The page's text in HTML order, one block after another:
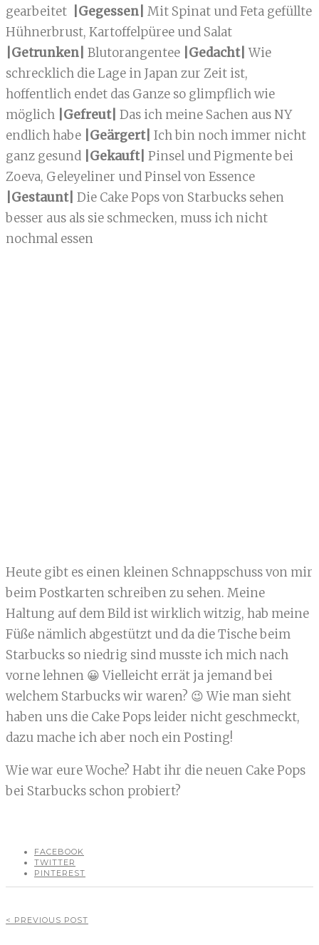
gearbeitet |Gegessen| Mit Spinat und Feta gefüllte
Hühnerbrust, Kartoffelpüree und Salat
|Getrunken| Blutorangentee |Gedacht| Wie
schrecklich die Lage in Japan zur Zeit ist,
hoffentlich endet das Ganze so glimpflich wie
möglich |Gefreut| Das ich meine Sachen aus NY
endlich habe |Geärgert| Ich bin noch immer nicht
ganz gesund |Gekauft| Pinsel und Pigmente bei
Zoeva, Geleyeliner und Pinsel von Essence
|Gestaunt| Die Cake Pops von Starbucks sehen
besser aus als sie schmecken, muss ich nicht
nochmal essen
Heute gibt es einen kleinen Schnappschuss von mir
beim Postkarten schreiben zu sehen. Meine
Haltung auf dem Bild ist wirklich witzig, hab meine
Füße nämlich abgestützt und da die Tische beim
Starbucks so niedrig sind musste ich mich nach
vorne lehnen 😀 Vielleicht errät ja jemand bei
welchem Starbucks wir waren? 😉 Wie man sieht
haben uns die Cake Pops leider nicht geschmeckt,
dazu mache ich aber noch ein Posting!
Wie war eure Woche? Habt ihr die neuen Cake Pops
bei Starbucks schon probiert?
FACEBOOK
TWITTER
PINTEREST
< PREVIOUS POST